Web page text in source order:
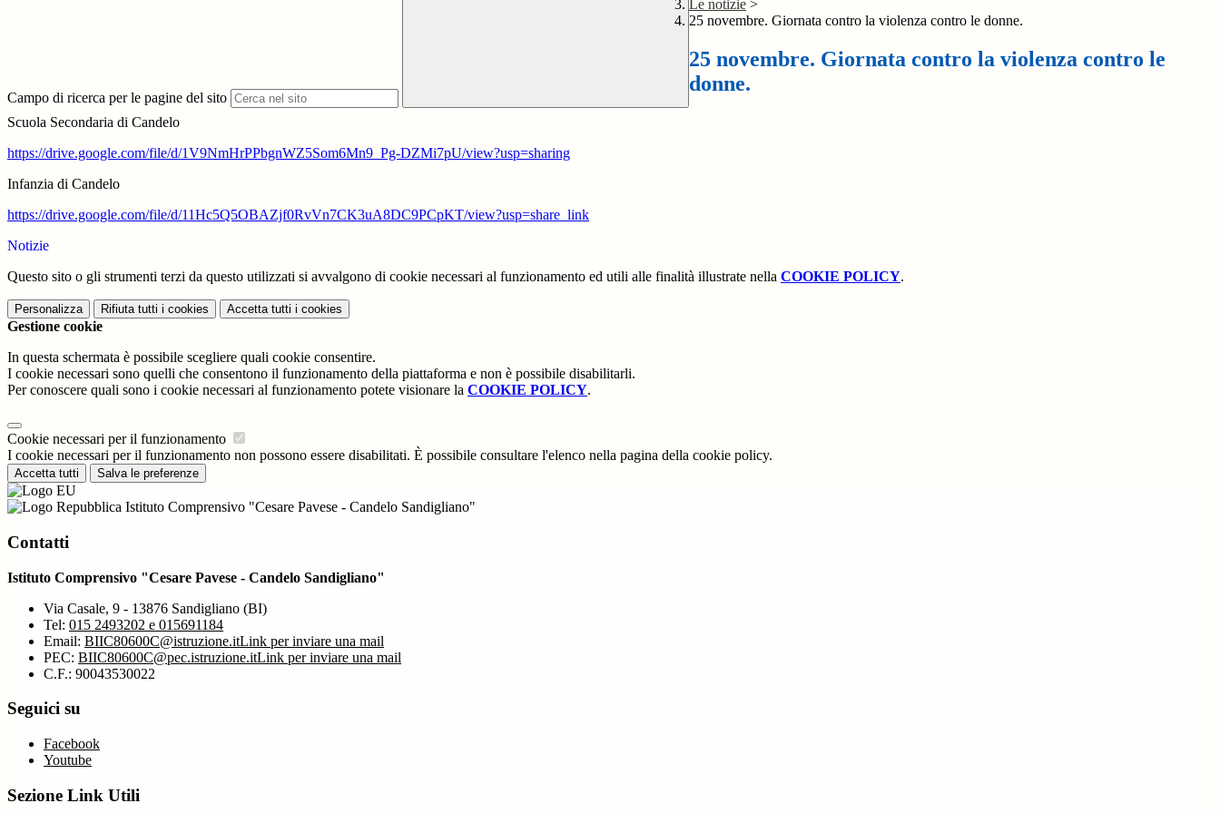
Campo di ricerca per le pagine del sito
Le notizie >
25 novembre. Giornata contro la violenza contro le donne.
25 novembre. Giornata contro la violenza contro le
donne.
Scuola Secondaria di Candelo
https://drive.google.com/file/d/1V9NmHrPPbgnWZ5Som6Mn9_Pg-DZMi7pU/view?usp=sharing
Infanzia di Candelo
https://drive.google.com/file/d/11Hc5Q5OBAZjf0RvVn7CK3uA8DC9PCpKT/view?usp=share_link
Notizie
Questo sito o gli strumenti terzi da questo utilizzati si avvalgono di cookie necessari al funzionamento ed utili alle finalità illustrate nella COOKIE POLICY.
Personalizza Rifiuta tutti i cookies Accetta tutti i cookies
Gestione cookie
In questa schermata è possibile scegliere quali cookie consentire.
I cookie necessari sono quelli che consentono il funzionamento della piattaforma e non è possibile disabilitarli.
Per conoscere quali sono i cookie necessari al funzionamento potete visionare la COOKIE POLICY.
Cookie necessari per il funzionamento
I cookie necessari per il funzionamento non possono essere disabilitati. È possibile consultare l'elenco nella pagina della cookie policy.
Accetta tutti Salva le preferenze
Istituto Comprensivo "Cesare Pavese - Candelo Sandigliano"
Contatti
Istituto Comprensivo "Cesare Pavese - Candelo Sandigliano"
Via Casale, 9 - 13876 Sandigliano (BI)
Tel: 015 2493202 e 015691184
Email: BIIC80600C@istruzione.itLink per inviare una mail
PEC: BIIC80600C@pec.istruzione.itLink per inviare una mail
C.F.: 90043530022
Seguici su
Facebook
Youtube
Sezione Link Utili